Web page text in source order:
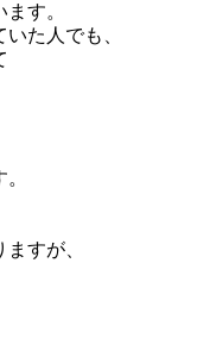
ています。
た人でも、
すが、